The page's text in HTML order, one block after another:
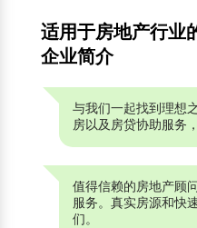
适用于房地产行
企业简介
与我们一起找到理想
房以及房贷协助服务
值得信赖的房地产顾
服务。真实房源和快
们。